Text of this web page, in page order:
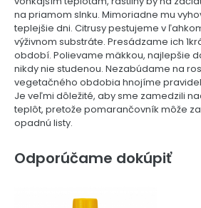
na priamom slnku. Mimoriadne mu
teplejšie dni. Citrusy pestujeme v
výživnom substráte. Presádzame ich
období. Polievame mäkkou, najlepšie
nikdy nie studenou. Nezabúdame na
vegetačného obdobia hnojíme
Je veľmi dôležité, aby sme zamedzili
teplôt, pretože pomarančovník môže
opadnú listy.
Odporúčame dokúpiť